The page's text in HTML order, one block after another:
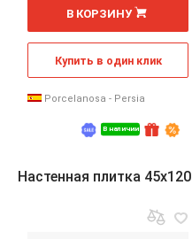
В наличии
м
В КОРЗИНУ
Купить в один клик
Porcelanosa - Persia
Настенная плитка 45x120